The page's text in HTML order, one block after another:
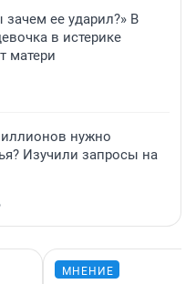
ее ударил?» В
в истерике
матери
нужно
Изучили запросы на
МНЕНИЕ